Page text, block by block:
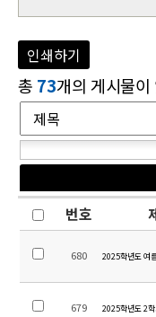
인쇄하기
총 73개의 게시물이
번호
680 2025학년도 여
679 2025학년도 2학